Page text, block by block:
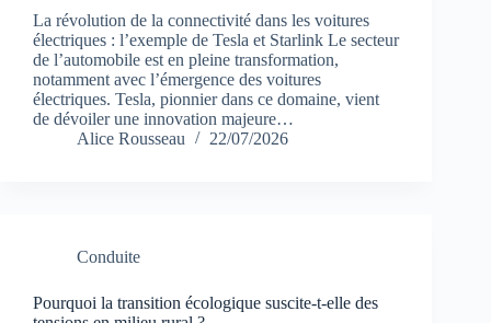
La révolution de la connectivité dans les voitures
électriques : l’exemple de Tesla et Starlink Le secteur
de l’automobile est en pleine transformation,
notamment avec l’émergence des voitures
électriques. Tesla, pionnier dans ce domaine, vient
de dévoiler une innovation majeure…
Alice Rousseau
22/07/2026
Conduite
Pourquoi la transition écologique suscite-t-elle des